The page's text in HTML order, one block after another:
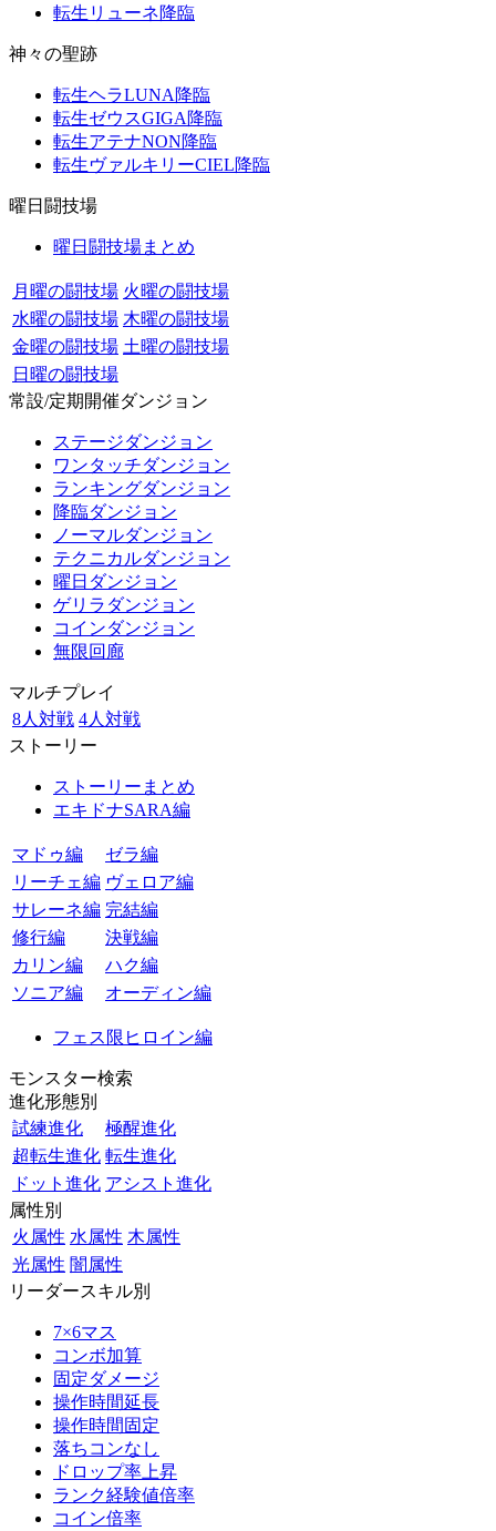
転生リューネ降臨
神々の聖跡
転生ヘラLUNA降臨
転生ゼウスGIGA降臨
転生アテナNON降臨
転生ヴァルキリーCIEL降臨
曜日闘技場
曜日闘技場まとめ
月曜の闘技場 火曜の闘技場
水曜の闘技場 木曜の闘技場
金曜の闘技場 土曜の闘技場
日曜の闘技場
常設/定期開催ダンジョン
ステージダンジョン
ワンタッチダンジョン
ランキングダンジョン
降臨ダンジョン
ノーマルダンジョン
テクニカルダンジョン
曜日ダンジョン
ゲリラダンジョン
コインダンジョン
無限回廊
マルチプレイ
8人対戦 4人対戦
ストーリー
ストーリーまとめ
エキドナSARA編
マドゥ編
ゼラ編
リーチェ編 ヴェロア編
サレーネ編 完結編
修行編
決戦編
カリン編
ハク編
ソニア編
オーディン編
フェス限ヒロイン編
モンスター検索
進化形態別
試練進化
極醒進化
超転生進化 転生進化
ドット進化 アシスト進化
属性別
火属性 水属性 木属性
光属性 闇属性
リーダースキル別
7×6マス
コンボ加算
固定ダメージ
操作時間延長
操作時間固定
落ちコンなし
ドロップ率上昇
ランク経験値倍率
コイン倍率